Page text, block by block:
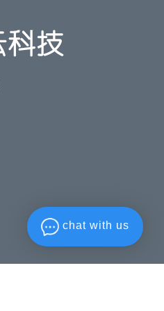
chat with us